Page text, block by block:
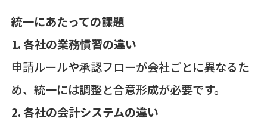
統一にあたっての課題
1. 各社の業務慣習の違い
申請ルールや承認フローが会社ごとに異なるた
め、統一には調整と合意形成が必要です。
2.各社の会計システムの違い